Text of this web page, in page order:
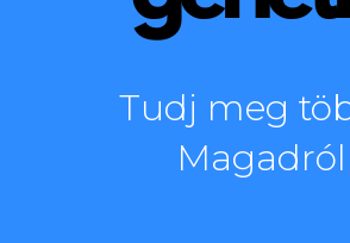
Tudj meg